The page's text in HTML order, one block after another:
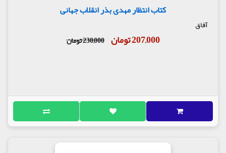
کتاب انتظار مهدی بذر انقلاب جهانی
آفاق
207,000 تومان 230,000 تومان